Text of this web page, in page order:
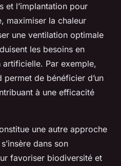
et l’implantation pour
maximiser la chaleur
une ventilation optimale
les besoins en
Par exemple,
de bénéficier d’un
à une efficacité
une autre approche
dans son
favoriser biodiversité et